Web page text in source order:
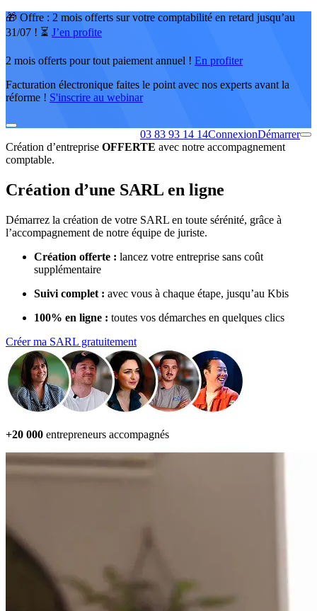
🎁 Offre : 2 mois offerts sur votre comptabilité en retard jusqu’au
31/07 ! ⏳ J’en profite
2 mois offerts pour tout paiement annuel ! En profiter
Facturation électronique faites le point avec nos experts avant la
réforme ! S'inscrire au webinar
03 83 93 14 14ConnexionDémarrer
Création d’entreprise OFFERTE avec notre accompagnement
comptable.
Création d’une SARL en ligne
Démarrez la création de votre SARL en toute sérénité, grâce à
l’accompagnement de notre équipe de juriste.
Création offerte : lancez votre entreprise sans coût
supplémentaire
Suivi complet : avec vous à chaque étape, jusqu’au Kbis
100% en ligne : toutes vos démarches en quelques clics
Créer ma SARL gratuitement
+20 000 entrepreneurs accompagnés